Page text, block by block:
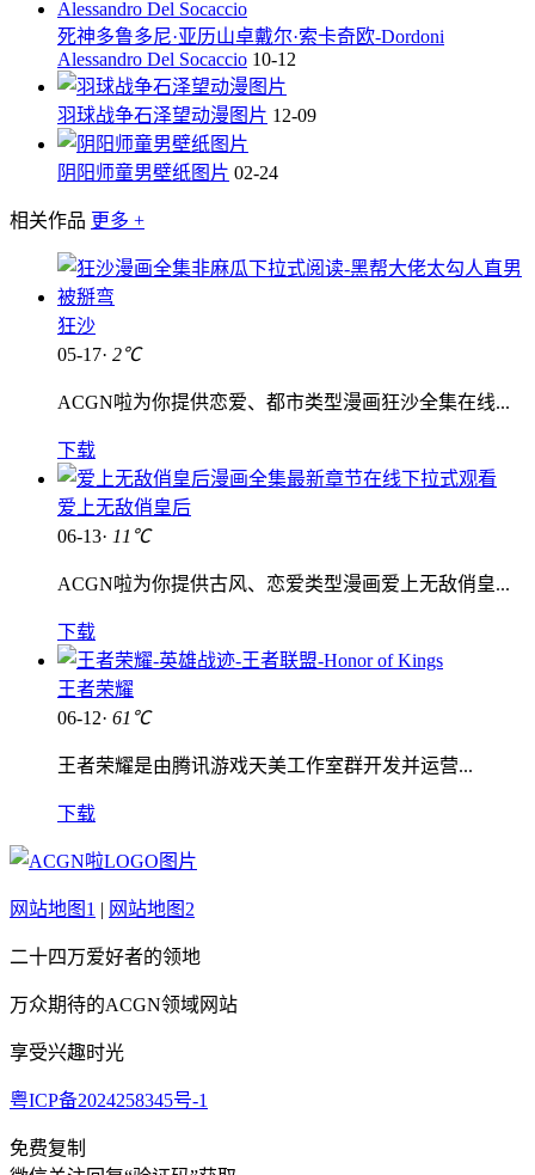
死神多鲁多尼·亚历山卓戴尔·索卡奇欧-Dordoni
Alessandro Del Socaccio 10-12
羽球战争石泽望动漫图片 12-09
阴阳师童男壁纸图片 02-24
相关作品 更多 +
狂沙
05-17· 2℃
ACGN啦为你提供恋爱、都市类型漫画狂沙全集在线...
下载
爱上无敌俏皇后
06-13· 11℃
ACGN啦为你提供古风、恋爱类型漫画爱上无敌俏皇...
下载
王者荣耀
06-12· 61℃
王者荣耀是由腾讯游戏天美工作室群开发并运营...
下载
网站地图1 | 网站地图2
二十四万爱好者的领地
万众期待的ACGN领域网站
享受兴趣时光
粤ICP备2024258345号-1
免费复制